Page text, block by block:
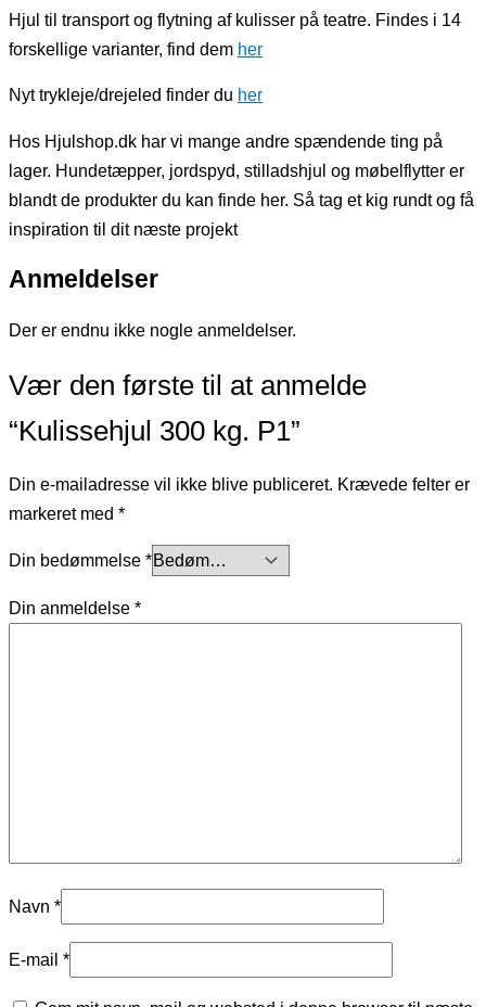
Hjul til transport og flytning af kulisser på teatre. Findes i 14
forskellige varianter, find dem her
Nyt trykleje/drejeled finder du her
Hos Hjulshop.dk har vi mange andre spændende ting på
lager. Hundetæpper, jordspyd, stilladshjul og møbelflytter er
blandt de produkter du kan finde her. Så tag et kig rundt og få
inspiration til dit næste projekt
Anmeldelser
Der er endnu ikke nogle anmeldelser.
Vær den første til at anmelde
“Kulissehjul 300 kg. P1”
Din e-mailadresse vil ikke blive publiceret. Krævede felter er
markeret med *
Din bedømmelse *
Din anmeldelse *
Navn *
E-mail *